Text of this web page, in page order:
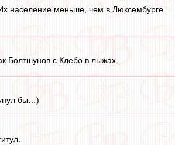
население меньше, чем в Люксембурге
Болтшунов с Клебо в лыжах.
бы…)